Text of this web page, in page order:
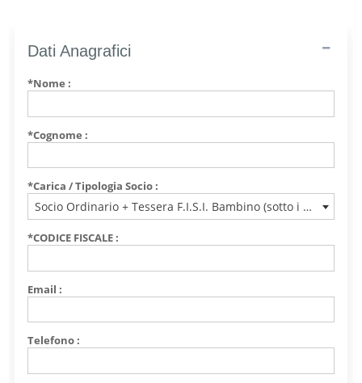
Dati Anagrafici
*Nome :
*Cognome :
*Carica / Tipologia Socio :
Socio Ordinario + Tessera F.I.S.I. Bambino (sotto i 10 anni)
*CODICE FISCALE :
Email :
Telefono :